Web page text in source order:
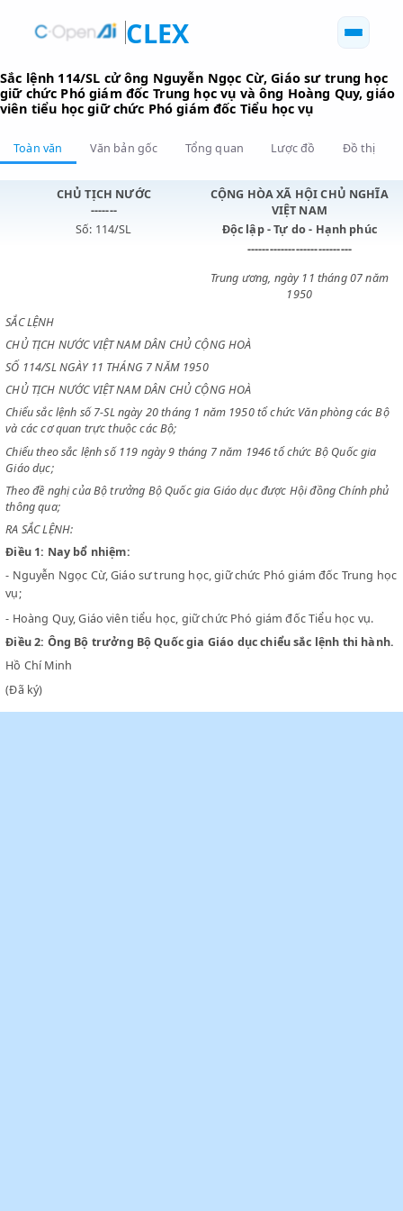
CLEX
Sắc lệnh 114/SL cử ông Nguyễn Ngọc Cừ, Giáo sư
giữ chức Phó giám đốc Trung học vụ và ông Hoàng
viên tiểu học giữ chức Phó giám đốc Tiểu học vụ
Toàn văn
CHỦ TỊCH NƯỚC
-------
CỘNG HÒA XÃ HỘI CHỦ
VIỆT NAM
Độc lập - Tự do - Hạnh
----------------------------
SẮC LỆNH
CHỦ TỊCH NƯỚC VIỆT NAM DÂN CHỦ CỘNG HOÀ
SỐ 114/SL NGÀY 11 THÁNG 7 NĂM 1950
CHỦ TỊCH NƯỚC VIỆT NAM DÂN CHỦ CỘNG HOÀ
Chiểu sắc lệnh số 7-SL ngày 20 tháng 1 năm 1950 tổ chức Văn phòng
và các cơ quan trực thuộc các Bộ;
Chiểu theo sắc lệnh số 119 ngày 9 tháng 7 năm 1946 tổ chức Bộ Quốc
Giáo dục;
Theo đề nghị của Bộ trưởng Bộ Quốc gia Giáo dục được Hội đồng
thông qua;
RA SẮC LỆNH:
Điều 1: Nay bổ nhiệm:
- Nguyễn Ngọc Cừ, Giáo sư trung học, giữ chức Phó giám đốc
vụ;
- Hoàng Quy, Giáo viên tiểu học, giữ chức Phó giám đốc Tiểu học
Điều 2:Ông Bộ trưởng Bộ Quốc gia Giáo dục chiểu sắc lệnh thi